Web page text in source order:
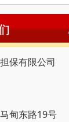
保有限公司
甸东路19号